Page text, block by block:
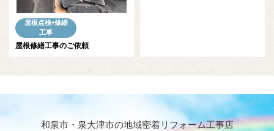
屋根点検+修繕
工事
屋根修繕工事のご依頼
和泉市・泉大津市の地域密着リフォーム工事店